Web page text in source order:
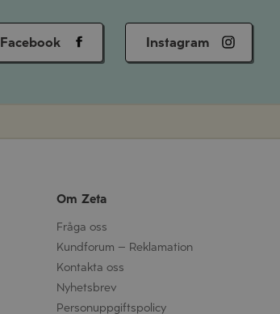
Facebook Instagram
Om Zeta
Fråga oss
Kundforum – Reklamation
Kontakta oss
Nyhetsbrev
Personuppgifts­policy